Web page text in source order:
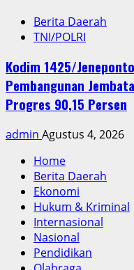
Berita Daerah
TNI/POLRI
Kodim 1425/
Pembangunan
Progres 90,15 Persen
admin Agustus 4, 2026
Home
Berita Daerah
Ekonomi
Hukum & Kriminal
Internasional
Nasional
Pendidikan